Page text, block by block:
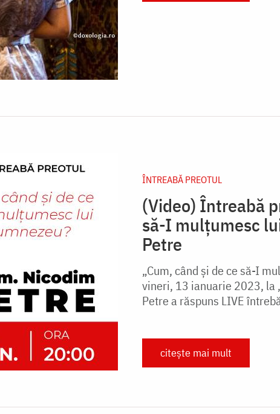
ÎNTREABĂ PREOTUL
(Video) Întreabă
să-I mulțumesc
Petre
„Cum, când și de ce să-I
vineri, 13 ianuarie 2023, la
Petre a răspuns LIVE
citește mai mult